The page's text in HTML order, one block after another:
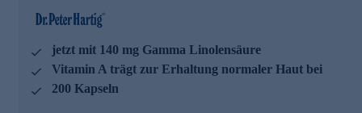
Seit knapp 40 Jahren steht der Name Dr. Peter Hartig® für
Nahrungsergänzungsmitteln. Seine Inspiration und
Motivation findet er in der Natur selbst – dem Wasser und
den Pflanzen. Gemeinsam mit seinem Wissenschaftsteam
lässt er altes Wissen und moderne Forschung harmonisch
jetzt mit 140 mg Gamma Linolensäure
Vitamin A trägt zur Erhaltung normaler Haut bei
200 Kapseln